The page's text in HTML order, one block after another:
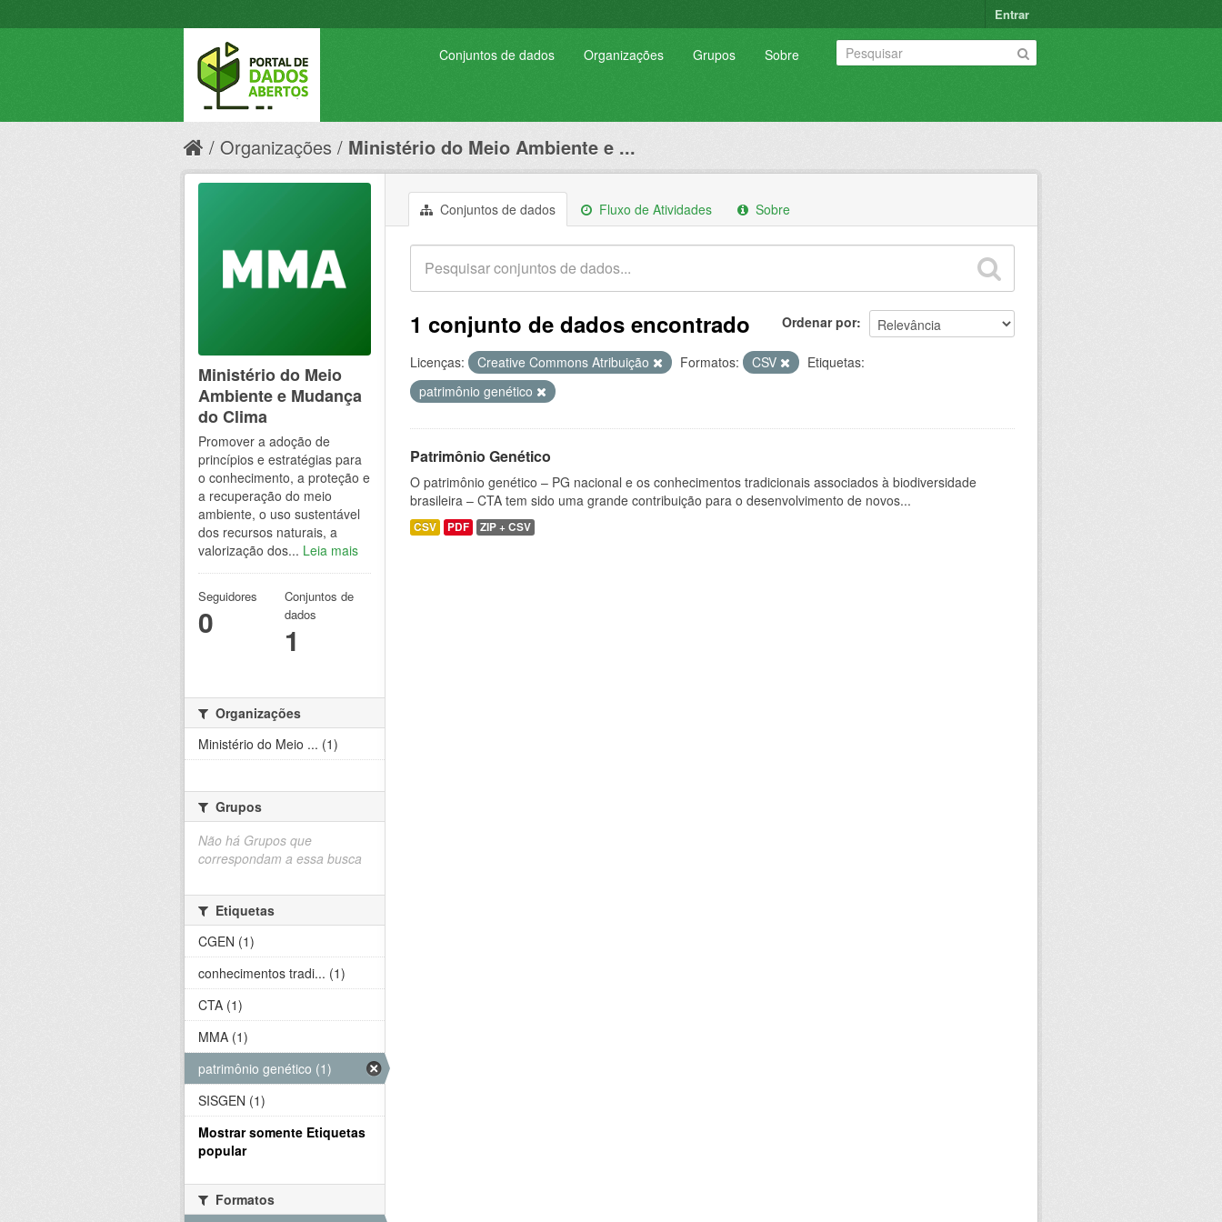
Entrar
Conjuntos de dados Organizações Grupos Sobre
Organizações Ministério do Meio Ambiente e ...
Conjuntos de dados Fluxo de Atividades Sobre
Ordenar por
1 conjunto de dados encontrado
Licenças: Creative Commons Atribuição Formatos: CSV
Etiquetas:
patrimônio genético
Patrimônio Genético
O patrimônio genético – PG nacional e os conhecimentos tradicionais associados à biodiversidade
brasileira – CTA tem sido uma grande contribuição para o desenvolvimento de novos...
CSV PDF ZIP + CSV
Ministério do Meio
Ambiente e Mudança
do Clima
Promover a adoção de
princípios e estratégias para
o conhecimento, a proteção e
a recuperação do meio
ambiente, o uso sustentável
dos recursos naturais, a
valorização dos... Leia mais
Seguidores
0
Conjuntos de
dados
1
Organizações
Ministério do Meio ... (1)
Grupos
Não há Grupos que
correspondam a essa busca
Etiquetas
CGEN (1)
conhecimentos tradi... (1)
CTA (1)
MMA (1)
patrimônio genético (1)
SISGEN (1)
Mostrar somente Etiquetas
popular
Formatos